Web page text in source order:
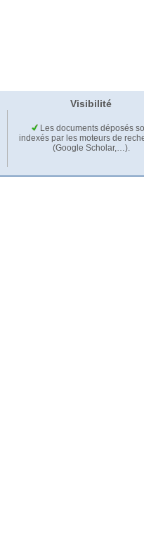
Visibilité
Les documents déposés
indexés par les moteurs de
(Google Scholar,…).